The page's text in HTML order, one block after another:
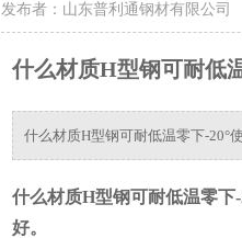
发布者：山东普利通钢材有限
什么材质H型钢可耐低
什么材质H型钢可耐低温零下-20°
什么材质H型钢可耐低温零下
好。